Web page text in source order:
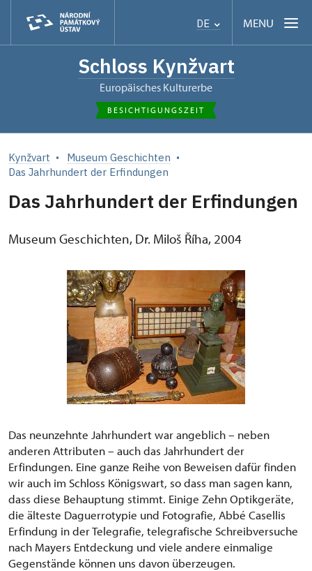
DE MENU
Schloss Kynžvart
Europäisches Kulturerbe
BESICHTIGUNGSZEIT
Kynžvart
Museum Geschichten
Das Jahrhundert der Erfindungen
Das Jahrhundert der Erfindungen
Museum Geschichten, Dr. Miloš Říha, 2004
Das neunzehnte Jahrhundert war angeblich – neben
anderen Attributen – auch das Jahrhundert der
Erfindungen. Eine ganze Reihe von Beweisen dafür finden
wir auch im Schloss Königswart, so dass man sagen kann,
dass diese Behauptung stimmt. Einige Zehn Optikgeräte,
die älteste Daguerrotypie und Fotografie, Abbé Casellis
Erfindung in der Telegrafie, telegrafische Schreibversuche
nach Mayers Entdeckung und viele andere einmalige
Gegenstände können uns davon überzeugen.